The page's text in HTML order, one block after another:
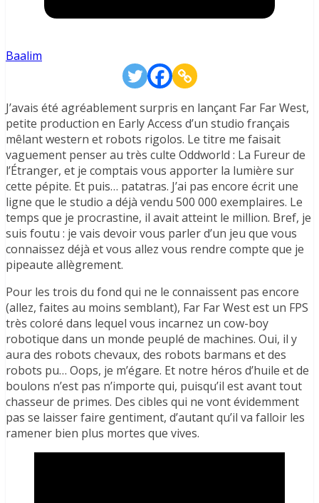
Baalim
J’avais été agréablement surpris en lançant Far Far West,
petite production en Early Access d’un studio français
mêlant western et robots rigolos. Le titre me faisait
vaguement penser au très culte Oddworld : La Fureur de
l’Étranger, et je comptais vous apporter la lumière sur
cette pépite. Et puis… patatras. J’ai pas encore écrit une
ligne que le studio a déjà vendu 500 000 exemplaires. Le
temps que je procrastine, il avait atteint le million. Bref, je
suis foutu : je vais devoir vous parler d’un jeu que vous
connaissez déjà et vous allez vous rendre compte que je
pipeaute allègrement.
Pour les trois du fond qui ne le connaissent pas encore
(allez, faites au moins semblant), Far Far West est un FPS
très coloré dans lequel vous incarnez un cow-boy
robotique dans un monde peuplé de machines. Oui, il y
aura des robots chevaux, des robots barmans et des
robots pu… Oops, je m’égare. Et notre héros d’huile et de
boulons n’est pas n’importe qui, puisqu’il est avant tout
chasseur de primes. Des cibles qui ne vont évidemment
pas se laisser faire gentiment, d’autant qu’il va falloir les
ramener bien plus mortes que vives.